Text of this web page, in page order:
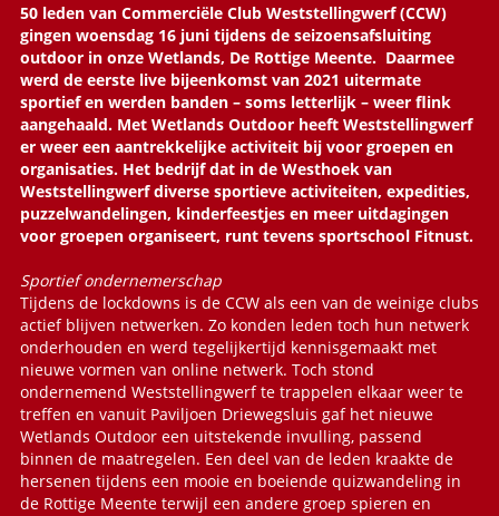
50 leden van Commerciële Club Weststellingwerf (CCW)
gingen woensdag 16 juni tijdens de seizoensafsluiting
outdoor in onze Wetlands, De Rottige Meente. Daarmee
werd de eerste live bijeenkomst van 2021 uitermate
sportief en werden banden – soms letterlijk – weer flink
aangehaald. Met Wetlands Outdoor heeft Weststellingwerf
er weer een aantrekkelijke activiteit bij voor groepen en
organisaties. Het bedrijf dat in de Westhoek van
Weststellingwerf diverse sportieve activiteiten, expedities,
puzzelwandelingen, kinderfeestjes en meer uitdagingen
voor groepen organiseert, runt tevens sportschool Fitnust.
Sportief ondernemerschap
Tijdens de lockdowns is de CCW als een van de weinige clubs
actief blijven netwerken. Zo konden leden toch hun netwerk
onderhouden en werd tegelijkertijd kennisgemaakt met
nieuwe vormen van online netwerk. Toch stond
ondernemend Weststellingwerf te trappelen elkaar weer te
treffen en vanuit Paviljoen Driewegsluis gaf het nieuwe
Wetlands Outdoor een uitstekende invulling, passend
binnen de maatregelen. Een deel van de leden kraakte de
hersenen tijdens een mooie en boeiende quizwandeling in
de Rottige Meente terwijl een andere groep spieren en